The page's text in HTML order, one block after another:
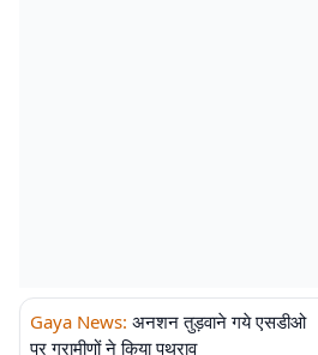
Gaya News: अनशन तुड़वाने गये एसडीओ
पर ग्रामीणों ने किया पथराव